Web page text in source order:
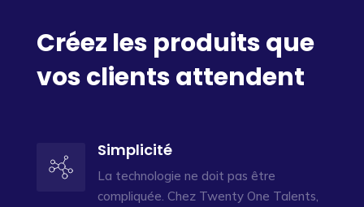
Créez les produits que
vos clients attendent
Simplicité
La technologie ne doit pas être
compliquée. Chez Twenty One Talents,